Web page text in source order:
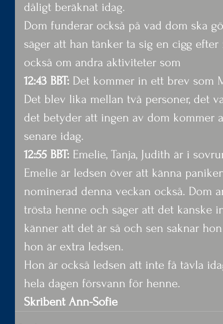
dåligt beräknat idag.
Dom funderar också på vad dom ska
säger att han tänker ta sig en cigg
också om andra aktiviteter som
12:43 BBT: Det kommer in ett brev som
Det blev lika mellan två personer, det
det betyder att ingen av dom kommer
senare idag.
12:55 BBT: Emelie, Tanja, Judith är i
Emelie är ledsen över att känna
nominerad denna veckan också. Dom
trösta henne och säger att det kanske
känner att det är så och sen saknar
hon är extra ledsen.
Hon är också ledsen att inte få tävla
hela dagen försvann för henne.
Skribent Ann-Sofie